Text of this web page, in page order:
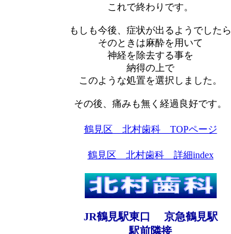
これで終わりです。
もしも今後、症状が出るようでしたら
そのときは麻酔を用いて
神経を除去する事を
納得の上で
このような処置を選択しました。
その後、痛みも無く経過良好です。
鶴見区 北村歯科 TOPページ
鶴見区 北村歯科 詳細index
JR鶴見駅東口 京急鶴見駅
駅前隣接